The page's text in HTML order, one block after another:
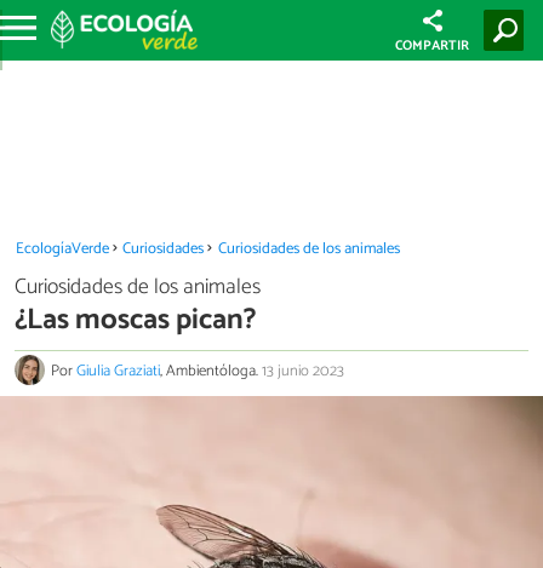
COMPARTIR
EcologíaVerde Curiosidades Curiosidades de los animales
Curiosidades de los animales
¿Las moscas pican?
PorGiulia Graziati, Ambientóloga.13 junio 2023